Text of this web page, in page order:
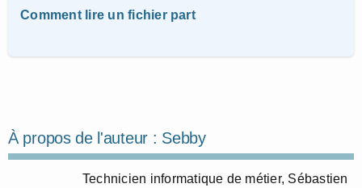
Comment lire un fichier part
À propos de l'auteur : Sebby
Technicien informatique de métier, Sébastien